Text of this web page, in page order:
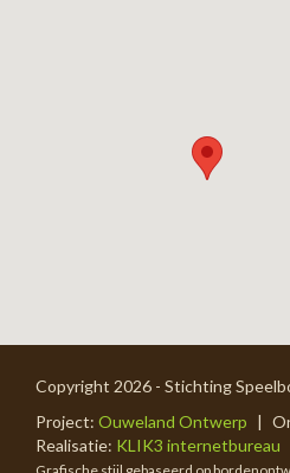
Copyright 2026 - Stichting
Project: Ouweland Ontwerp |
Realisatie: KLIK3 internetbureau